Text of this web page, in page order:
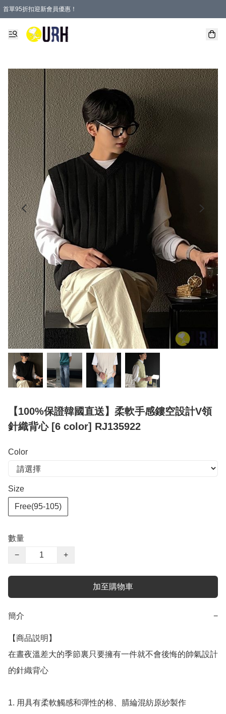
首單95折扣迎新會員優惠！
特選會員可享全單低至 95 折優惠！
單一訂單滿HKD600(澳門HKD800)包郵寄順豐送到家。
【100%保證韓國直送】柔軟手感鏤空設計V領
針織背心 [6 color] RJ135922
Color
Size
Free(95-105)
數量
−
+
加至購物車
簡介 −
【商品説明】
在晝夜溫差大的季節裏只要擁有一件就不會後悔的帥氣設計
的針織背心
1. 用具有柔軟觸感和彈性的棉、腈綸混紡原紗製作